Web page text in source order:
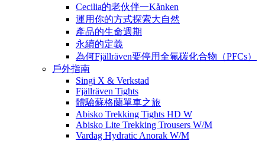
Cecilia的老伙伴一Kånken
運用你的方式探索大自然
產品的生命週期
永續的定義
為何Fjällräven要停用全氟碳化合物（PFCs）
戶外指南
Singi X & Verkstad
Fjällräven Tights
體驗蘇格蘭單車之旅
Abisko Trekking Tights HD W
Abisko Lite Trekking Trousers W/M
Vardag Hydratic Anorak W/M